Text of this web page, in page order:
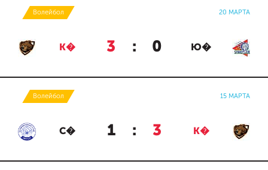
Волейбол 20 МАРТА
К� 3 : 0 Ю�
Волейбол 15 МАРТА
С� 1 : 3 К�